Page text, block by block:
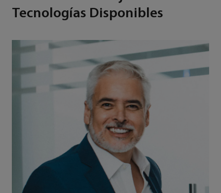
Tecnologías Disponibles